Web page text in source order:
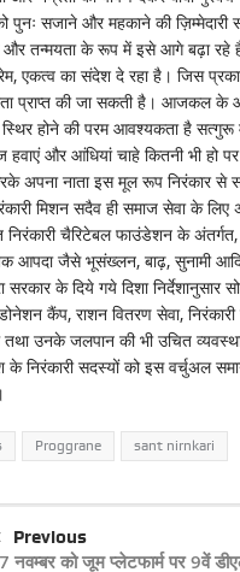
पुनः सजाने और महकाने की ज़िम्मेदारी
और तन्मयता के रूप में इसे आगे बढ़ा रहे
एकत्व का संदेश दे रहा है। जिस
प्राप्त की जा सकती है। आजकल के
होने की परम आवश्यकता है सत्गुरू
हवाएं और आंधियां चाहे कितनी भी हो
अपना नाता इस मूल रूप निरंकार से
मिशन सदैव ही समाज सेवा के लिए
चैरिटेबल फाउंडेशन के अंतर्गत,
आपदा जैसे भूसंख्लन, बाढ़, सुनामी आदि
सरकार के दिये गये दिशा
कैंप, राशन वितरण सेवा,
उनके जलपान की भी उचित
के निरंकारी सदस्यों को इस वर्चुअल
Proggrane sant nirnkari
Previous
नवम्बर को जूम प्लेटफार्म पर 9वें